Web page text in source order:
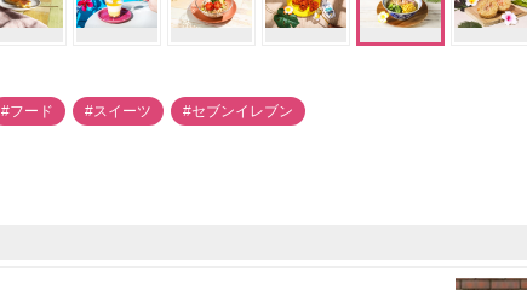
#フード #スイーツ #セブンイレブン